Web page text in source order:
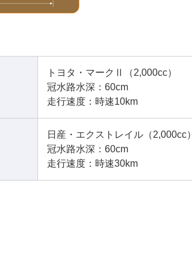
トヨタ・マークⅡ（2,000cc）
冠水路水深：60cm
走行速度：時速10km
日産・エクストレイル（2,000cc）
冠水路水深：60cm
走行速度：時速30km